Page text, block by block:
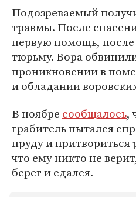
Подозреваемый
травмы. После
первую помощь, после
тюрьму. Вора
проникновении в
и обладании
В ноябре сообщалось,
грабитель пытался
пруду и
что ему никто не
берег и сдался.